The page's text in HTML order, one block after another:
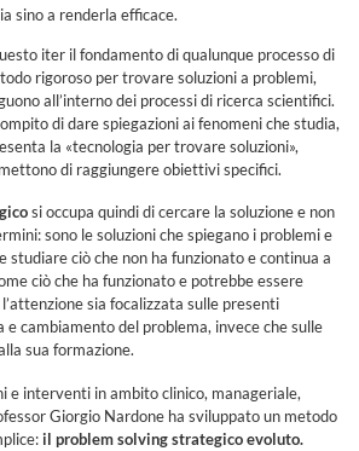
sino a renderla efficace.
iter il fondamento di qualunque processo di
rigoroso per trovare soluzioni a problemi,
all’interno dei processi di ricerca scientifici.
di dare spiegazioni ai fenomeni che studia,
la «tecnologia per trovare soluzioni»,
di raggiungere obiettivi specifici.
si occupa quindi di cercare la soluzione e non
sono le soluzioni che spiegano i problemi e
studiare ciò che non ha funzionato e continua a
ciò che ha funzionato e potrebbe essere
sia focalizzata sulle presenti
e cambiamento del problema, invece che sulle
sua formazione.
e interventi in ambito clinico, manageriale,
Giorgio Nardone ha sviluppato un metodo
il problem solving strategico evoluto.